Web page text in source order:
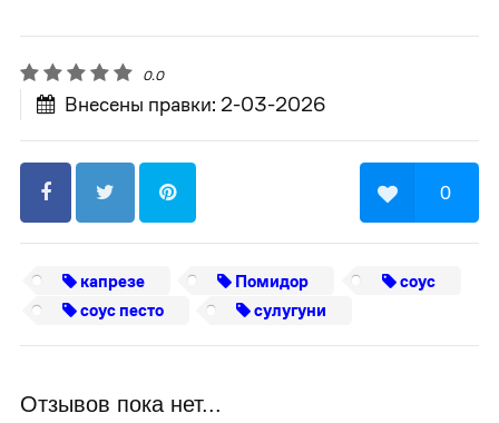
0.0
Внесены правки: 2-03-2026
0
капрезе Помидор
соус
соус песто
сулугуни
Отзывов пока нет...